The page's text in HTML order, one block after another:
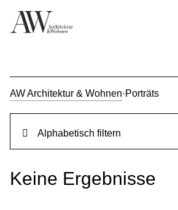
AW Architektur & Wohnen·Porträts
Alphabetisch filtern
Keine Ergebnisse